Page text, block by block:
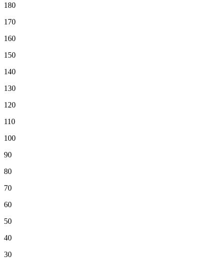
180
170
160
150
140
130
120
110
100
90
80
70
60
50
40
30